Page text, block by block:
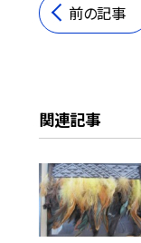
前の記事
関連記事